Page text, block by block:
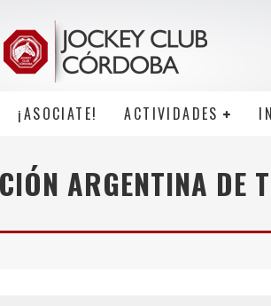
¡ASOCIATE! ACTIVIDADES
ARGENTINA DE